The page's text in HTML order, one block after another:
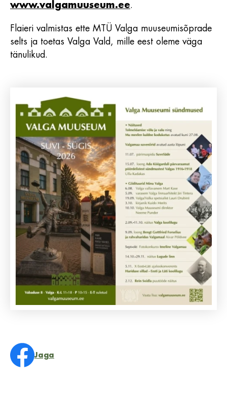
www.valgamuuseum.ee.
Flaieri valmistas ette MTÜ Valga muuseumisõprade
selts ja toetas Valga Vald, mille eest oleme väga
tänulikud.
Jaga